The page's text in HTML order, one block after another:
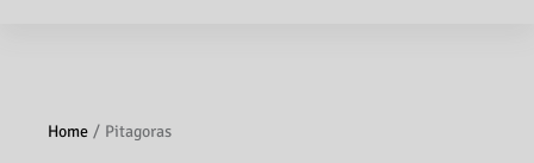
Home Pitagoras